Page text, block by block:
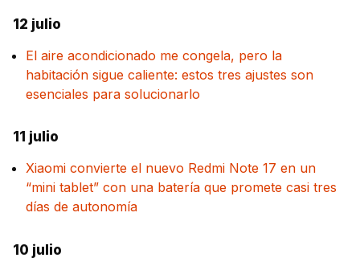
12 julio
El aire acondicionado me congela, pero la
habitación sigue caliente: estos tres ajustes son
esenciales para solucionarlo
11 julio
Xiaomi convierte el nuevo Redmi Note 17 en un
“mini tablet” con una batería que promete casi tres
días de autonomía
10 julio